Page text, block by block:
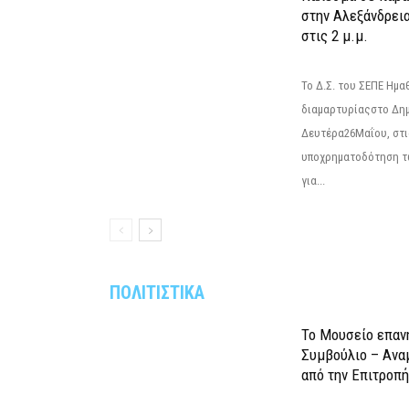
στην
στις 2 μ.μ.
Το Δ.Σ. του ΣΕΠΕ
διαμαρτυρίαςστο
Δευτέρα26Μαΐου,
υποχρηματοδότηση
για...
ΠΟΛΙΤΙΣΤΙΚΑ
Το Μουσείο
Συμβούλιο –
από την Επιτροπή